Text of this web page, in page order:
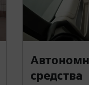
средства